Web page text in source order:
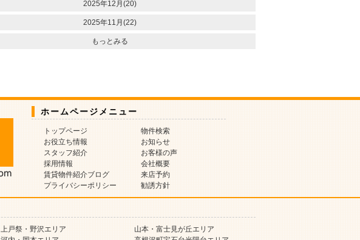
2025年12月(20)
2025年11月(22)
もっとみる
ホームページメニュー
トップページ
物件検索
お役立ち情報
お知らせ
スタッフ紹介
お客様の声
採用情報
会社概要
賃貸物件紹介ブログ
来店予約
プライバシーポリシー
勧誘方針
上戸祭・野沢エリア
山本・富士見が丘エリア